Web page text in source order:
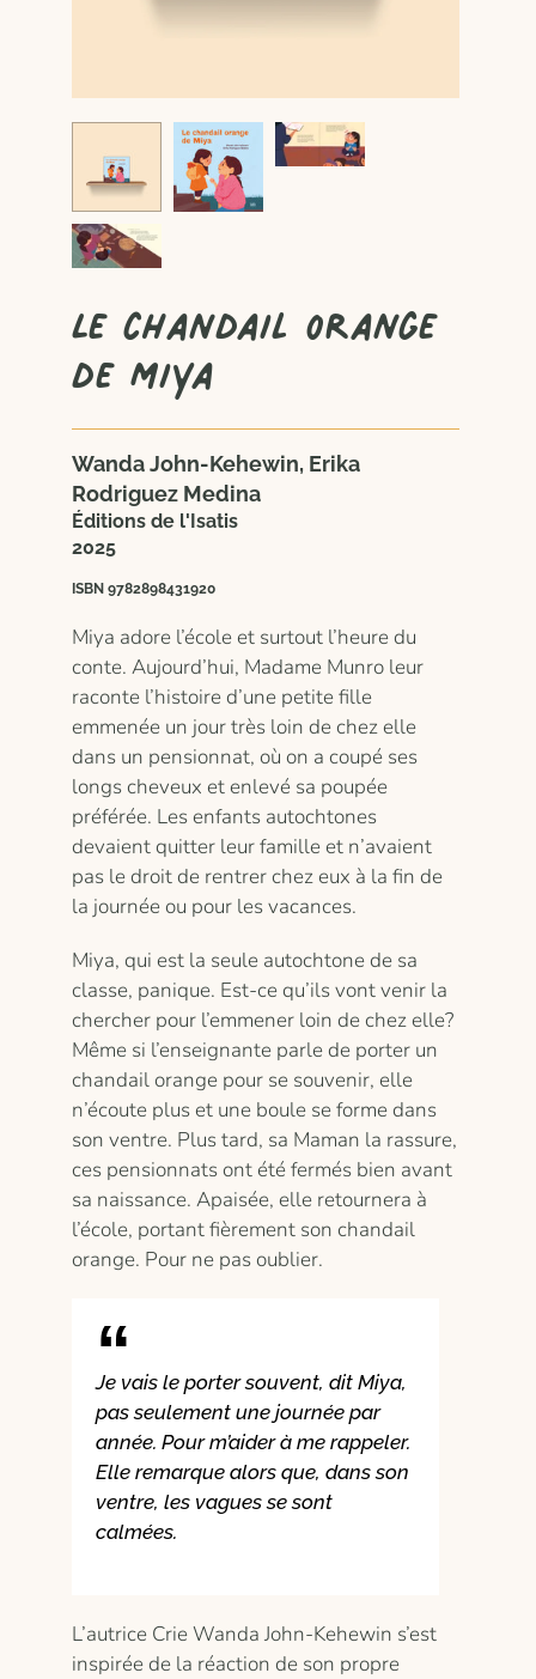
Le chandail orange
de Miya
Wanda John-Kehewin, Erika
Rodriguez Medina
Éditions de l'Isatis
2025
ISBN 9782898431920
Miya adore l’école et surtout l’heure du
conte. Aujourd’hui, Madame Munro leur
raconte l’histoire d’une petite fille
emmenée un jour très loin de chez elle
dans un pensionnat, où on a coupé ses
longs cheveux et enlevé sa poupée
préférée. Les enfants autochtones
devaient quitter leur famille et n’avaient
pas le droit de rentrer chez eux à la fin de
la journée ou pour les vacances.
Miya, qui est la seule autochtone de sa
classe, panique. Est-ce qu’ils vont venir la
chercher pour l’emmener loin de chez elle?
Même si l’enseignante parle de porter un
chandail orange pour se souvenir, elle
n’écoute plus et une boule se forme dans
son ventre. Plus tard, sa Maman la rassure,
ces pensionnats ont été fermés bien avant
sa naissance. Apaisée, elle retournera à
l’école, portant fièrement son chandail
orange. Pour ne pas oublier.
Je vais le porter souvent, dit Miya,
pas seulement une journée par
année. Pour m’aider à me rappeler.
Elle remarque alors que, dans son
ventre, les vagues se sont
calmées.
L’autrice Crie Wanda John-Kehewin s’est
inspirée de la réaction de son propre